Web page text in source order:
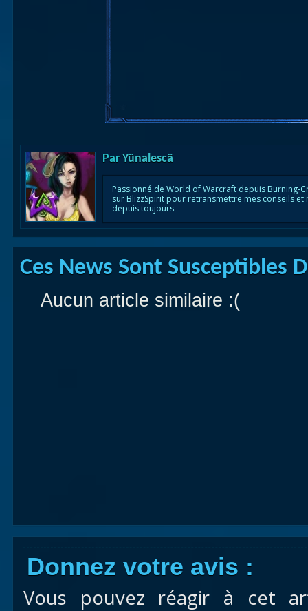
Par Yünalescä
Passionné de World of Warcraft depuis Burning-
sur BlizzSpirit pour retransmettre mes conseils
depuis toujours.
Ces News Sont Susceptibles
Aucun article similaire :(
Donnez votre avis :
Vous pouvez réagir à cet